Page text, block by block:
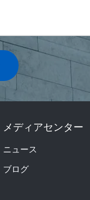
メディアセンター
ニュース
ブログ